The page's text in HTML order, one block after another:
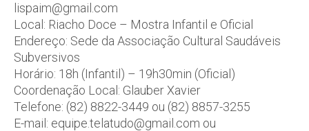
lispaim@gmail.com
Local: Riacho Doce – Mostra Infantil e Oficial
Endereço: Sede da Associação Cultural Saudáveis
Subversivos
Horário: 18h (Infantil) – 19h30min (Oficial)
Coordenação Local: Glauber Xavier
Telefone: (82) 8822-3449 ou (82) 8857-3255
E-mail: equipe.telatudo@gmail.com ou